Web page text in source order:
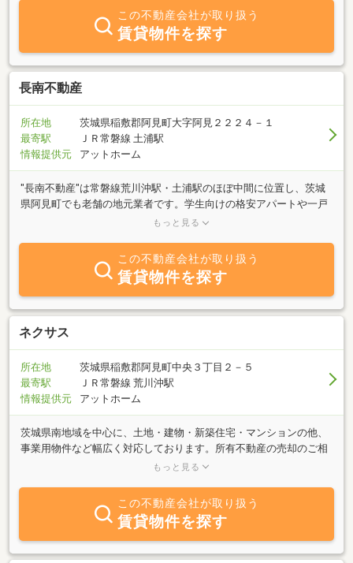
せにも対応しておりますので、まずはお気軽にご連絡ください。
この不動産会社が取り扱う
賃貸物件を探す
長南不動産
所在地
茨城県稲敷郡阿見町大字阿見２２２４－１
最寄駅
ＪＲ常磐線 土浦駅
情報提供元
アットホーム
"長南不動産"は常磐線荒川沖駅・土浦駅のほぼ中間に位置し、茨城
県阿見町でも老舗の地元業者です。学生向けの格安アパートや一戸
建住宅など安い料金で借りられる物件を豊富に用意しております。
魅力の１つです。女性社員を中心にしたアットホームな雰囲気でご
対応いたします。お気軽にお問い合わせください！
もっと見る
この不動産会社が取り扱う
賃貸物件を探す
ネクサス
所在地
茨城県稲敷郡阿見町中央３丁目２－５
最寄駅
ＪＲ常磐線 荒川沖駅
情報提供元
アットホーム
茨城県南地域を中心に、土地・建物・新築住宅・マンションの他、
事業用物件など幅広く対応しております。所有不動産の売却のご相
談や価格の査定依頼も承っております。お気軽にお問い合わせくだ
もっと見る
この不動産会社が取り扱う
賃貸物件を探す